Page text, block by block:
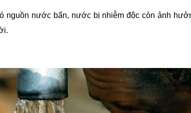
nguồn nước bẩn, nước bị nhiễm độc còn ảnh